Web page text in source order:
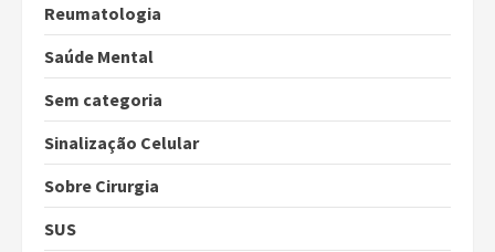
Reumatologia
Saúde Mental
Sem categoria
Sinalização Celular
Sobre Cirurgia
SUS